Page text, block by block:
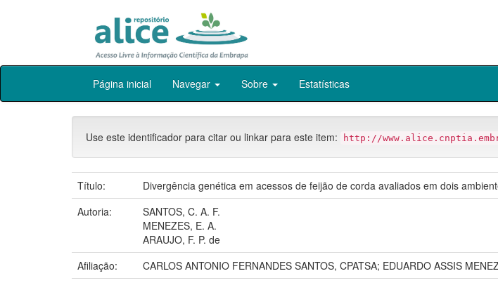
Skip
Página inicial Navegar Sobre Estatísticas
Use este identificador para citar ou linkar para este item: http://
Título:
Divergência genética em acessos de feijão de corda avaliados em dois
Autoria:
SANTOS, C. A. F.
MENEZES, E. A.
ARAUJO, F. P. de
Afiliação:
CARLOS ANTONIO FERNANDES SANTOS, CPATSA; EDUARDO ASSIS